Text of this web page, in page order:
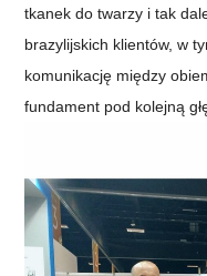
tkanek do twarzy i tak
brazylijskich klientów, w
komunikację między
fundament pod kolejną